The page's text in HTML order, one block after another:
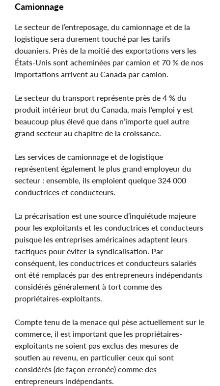
Camionnage
Le secteur de l’entreposage, du camionnage et de la
logistique sera durement touché par les tarifs
douaniers. Près de la moitié des exportations vers les
États-Unis sont acheminées par camion et 70 % de nos
importations arrivent au Canada par camion.
Le secteur du transport représente près de 4 % du
produit intérieur brut du Canada, mais l’emploi y est
beaucoup plus élevé que dans n’importe quel autre
grand secteur au chapitre de la croissance.
Les services de camionnage et de logistique
représentent également le plus grand employeur du
secteur : ensemble, ils emploient quelque 324 000
conductrices et conducteurs.
La précarisation est une source d’inquiétude majeure
pour les exploitants et les conductrices et conducteurs
puisque les entreprises américaines adaptent leurs
tactiques pour éviter la syndicalisation. Par
conséquent, les conductrices et conducteurs salariés
ont été remplacés par des entrepreneurs indépendants
considérés généralement à tort comme des
propriétaires-exploitants.
Compte tenu de la menace qui pèse actuellement sur le
commerce, il est important que les propriétaires-
exploitants ne soient pas exclus des mesures de
soutien au revenu, en particulier ceux qui sont
considérés (de façon erronée) comme des
entrepreneurs indépendants.